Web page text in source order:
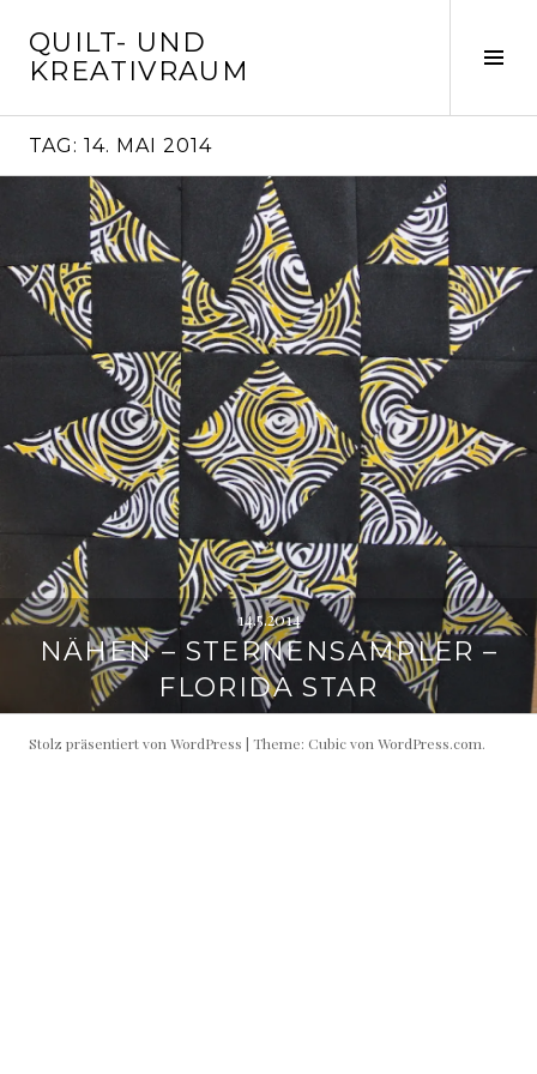
zum
Inhalt
QUILT- UND
KREATIVRAUM
TAG: 14. MAI 2014
14.5.2014
NÄHEN – STERNENSAMPLER –
FLORIDA STAR
Stolz präsentiert von WordPress | Theme: Cubic von WordPress.com.